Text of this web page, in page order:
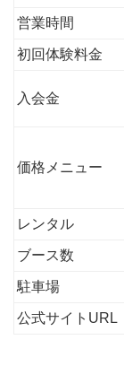
営業時間
初回体験料金
入会金
価格メニュー
レンタル
ブース数
駐車場
公式サイトURL